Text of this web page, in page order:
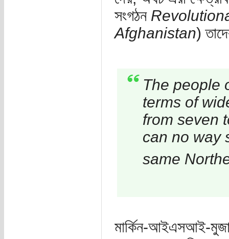
সংগঠন
Afghanistan)
The people
terms of
from seven
can no way
same
মার্কিন-আইএসআই-